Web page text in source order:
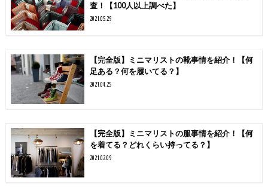
査！【100人以上調べた】
2021.05.29
【完全版】ミニマリストの靴事情を紹介！【何
足ある？何を履いてる？】
2021.04.25
【完全版】ミニマリストの服事情を紹介！【何
を着てる？どれくらい持ってる？】
2021.02.09